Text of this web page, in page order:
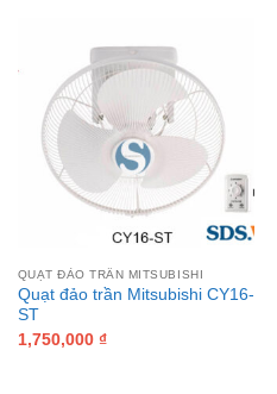
QUẠT ĐẢO TRẦN MITSUBISHI
Quạt đảo trần Mitsubishi CY16-
ST
1,750,000 ₫